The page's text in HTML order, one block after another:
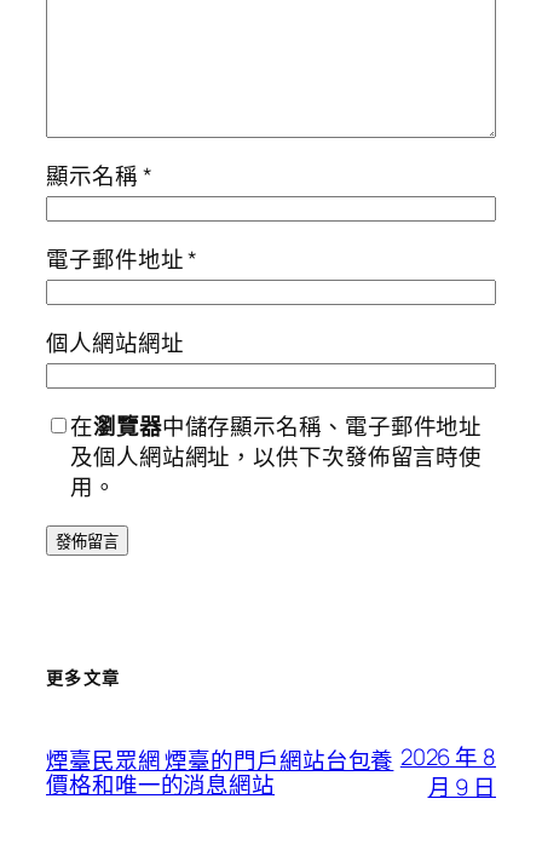
顯示名稱*
電子郵件地址*
個人網站網址
在瀏覽器中儲存顯示名稱、電子郵件地址
及個人網站網址，以供下次發佈留言時使
用。
更多文章
煙臺民眾網 煙臺的門戶網站台包養
價格和唯一的消息網站
2026 年 8
月 9 日